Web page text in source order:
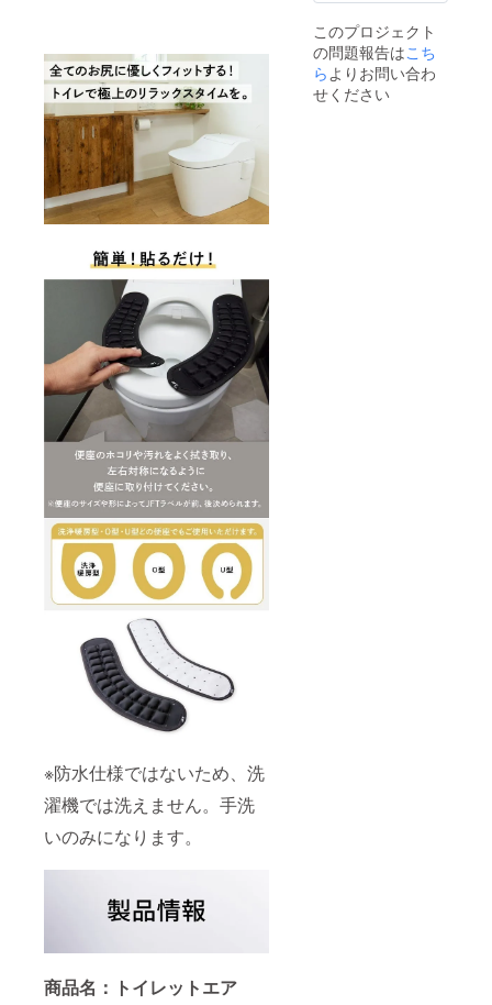
※防水仕様ではないため、洗
濯機では洗えません。手洗
いのみになります。
商品名：トイレットエア
TPU＋
LYCRA
・保証
期間：
３ヶ
このプロジェクト
の問題報告はこち
ら よりお問い合わ
せください